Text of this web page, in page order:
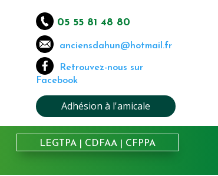
05 55 81 48 80
anciensdahun@hotmail.fr
Retrouvez-nous sur
Facebook
Adhésion à l'amicale
LEGTPA| CDFAA| CFPPA